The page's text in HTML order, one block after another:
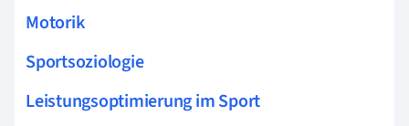
Motorik
Sportsoziologie
Leistungsoptimierung im Sport